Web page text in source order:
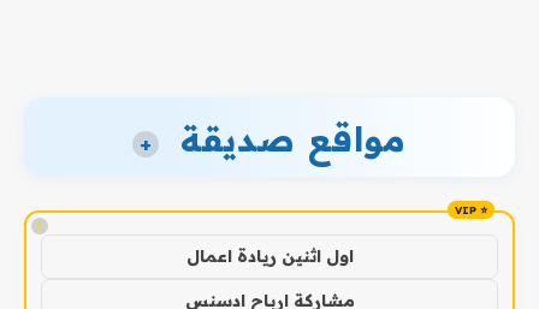
مواقع صديقة +
!
اول اثنين ريادة اعمال
مشاركة ارباح ادسنس